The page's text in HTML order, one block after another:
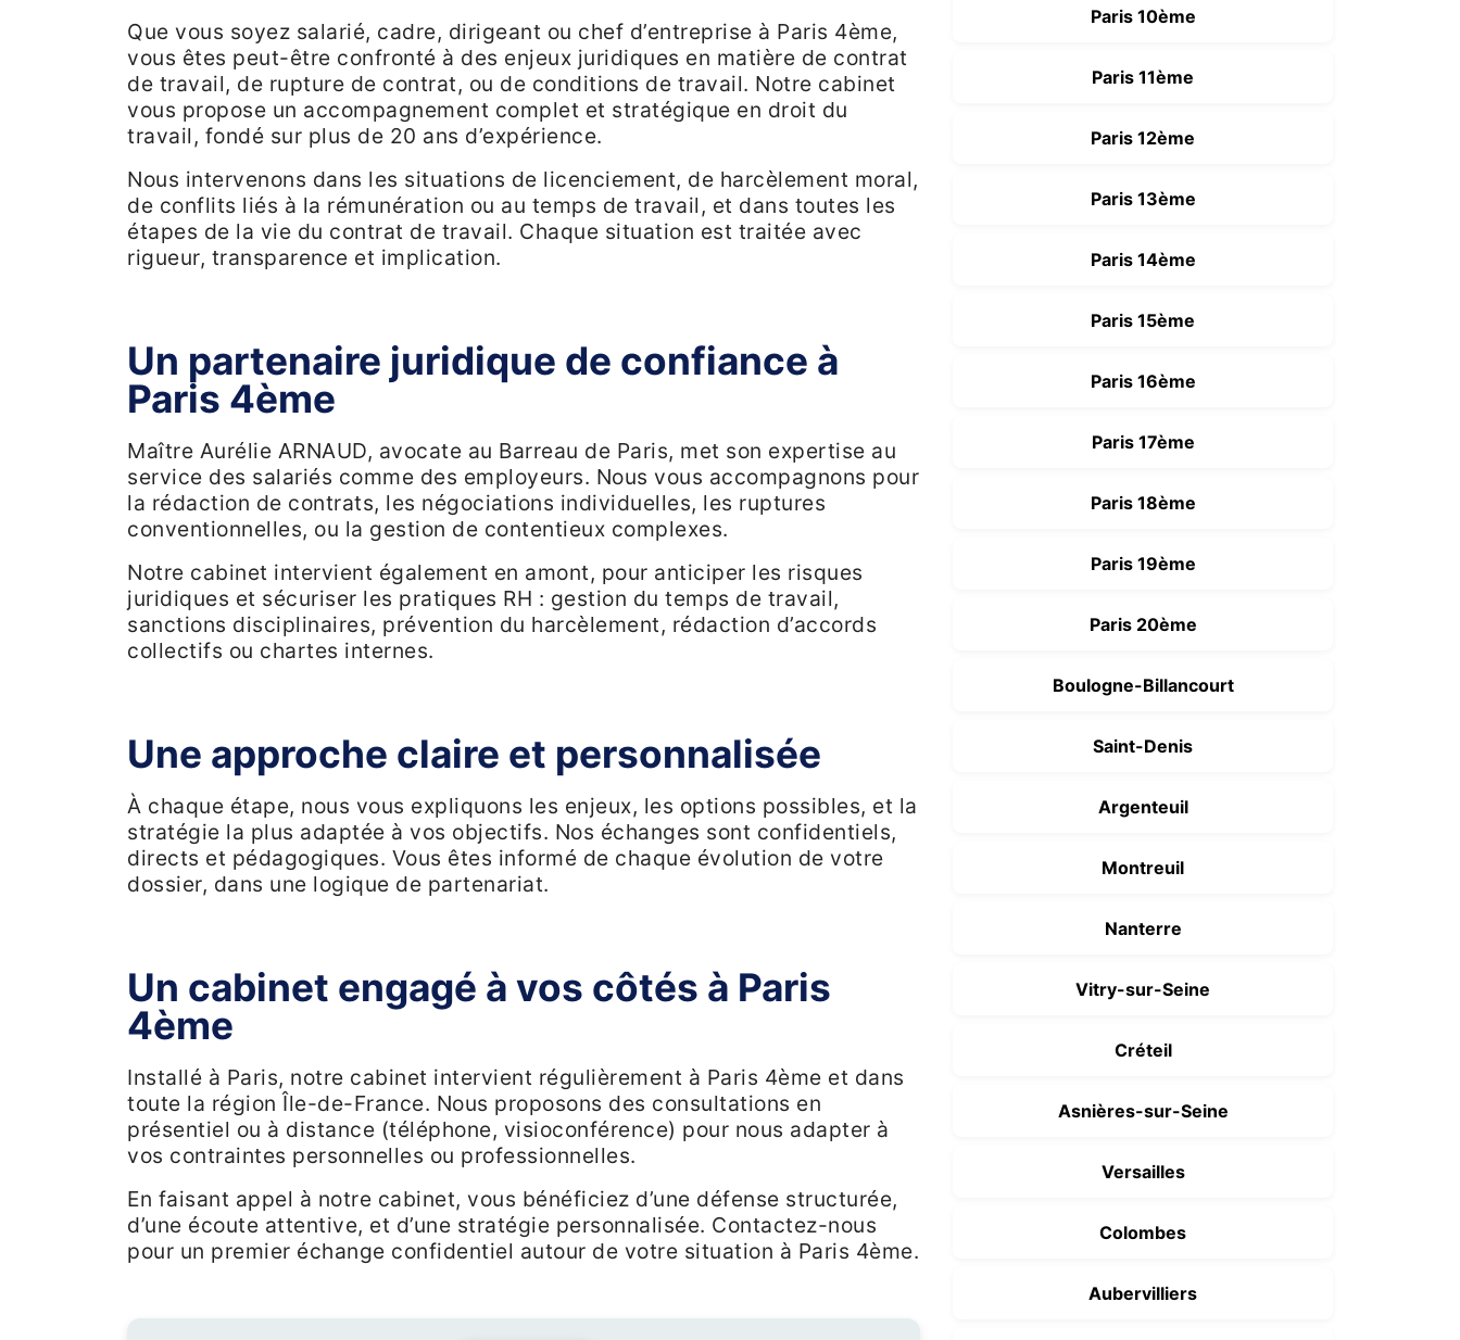
Que vous soyez salarié, cadre, dirigeant ou chef d’entreprise à Paris 4ème,
vous êtes peut-être confronté à des enjeux juridiques en matière de contrat
de travail, de rupture de contrat, ou de conditions de travail. Notre cabinet
vous propose un accompagnement complet et stratégique en droit du
travail, fondé sur plus de 20 ans d’expérience.
Nous intervenons dans les situations de licenciement, de harcèlement moral,
de conflits liés à la rémunération ou au temps de travail, et dans toutes les
étapes de la vie du contrat de travail. Chaque situation est traitée avec
rigueur, transparence et implication.
Un partenaire juridique de confiance à
Paris 4ème
Maître Aurélie ARNAUD, avocate au Barreau de Paris, met son expertise au
service des salariés comme des employeurs. Nous vous accompagnons pour
la rédaction de contrats, les négociations individuelles, les ruptures
conventionnelles, ou la gestion de contentieux complexes.
Notre cabinet intervient également en amont, pour anticiper les risques
juridiques et sécuriser les pratiques RH : gestion du temps de travail,
sanctions disciplinaires, prévention du harcèlement, rédaction d’accords
collectifs ou chartes internes.
Une approche claire et personnalisée
À chaque étape, nous vous expliquons les enjeux, les options possibles, et la
stratégie la plus adaptée à vos objectifs. Nos échanges sont confidentiels,
directs et pédagogiques. Vous êtes informé de chaque évolution de votre
dossier, dans une logique de partenariat.
Un cabinet engagé à vos côtés à Paris
4ème
Installé à Paris, notre cabinet intervient régulièrement à Paris 4ème et dans
toute la région Île-de-France. Nous proposons des consultations en
présentiel ou à distance (téléphone, visioconférence) pour nous adapter à
vos contraintes personnelles ou professionnelles.
En faisant appel à notre cabinet, vous bénéficiez d’une défense structurée,
d’une écoute attentive, et d’une stratégie personnalisée. Contactez-nous
pour un premier échange confidentiel autour de votre situation à Paris 4ème.
Paris 10ème
Paris 11ème
Paris 12ème
Paris 13ème
Paris 14ème
Paris 15ème
Paris 16ème
Paris 17ème
Paris 18ème
Paris 19ème
Paris 20ème
Boulogne-Billancourt
Saint-Denis
Argenteuil
Montreuil
Nanterre
Vitry-sur-Seine
Créteil
Asnières-sur-Seine
Versailles
Colombes
Aubervilliers